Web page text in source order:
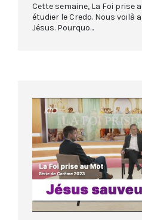
Cette semaine, La Foi prise
étudier le Credo. Nous voilà
Jésus. Pourquo...